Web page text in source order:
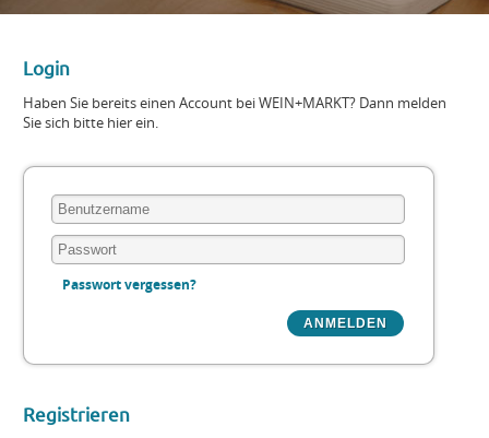
Login
Haben Sie bereits einen Account bei WEIN+MARKT? Dann melden
Sie sich bitte hier ein.
Passwort vergessen?
Registrieren